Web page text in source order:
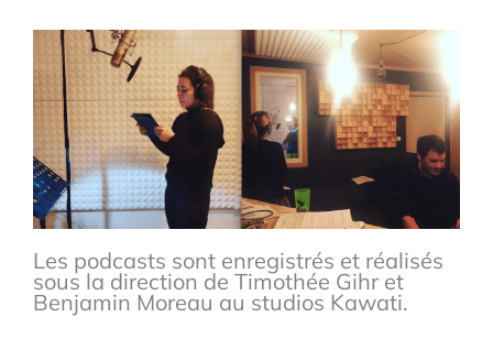
Les podcasts sont enregistrés et réalisés
sous la direction de Timothée Gihr et
Benjamin Moreau au studios Kawati.